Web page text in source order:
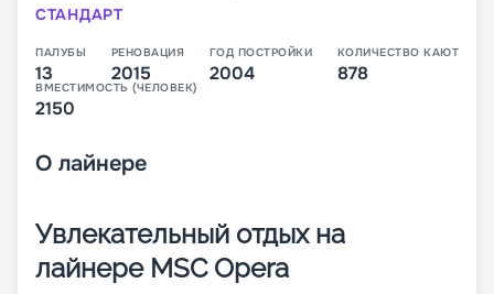
СТАНДАРТ
ПАЛУБЫ
13
РЕНОВАЦИЯ
2015
ГОД ПОСТРОЙКИ
2004
КОЛИЧЕСТВО КАЮТ
878
ВМЕСТИМОСТЬ (ЧЕЛОВЕК)
2150
О лайнере
Увлекательный отдых на
лайнере MSC Opera